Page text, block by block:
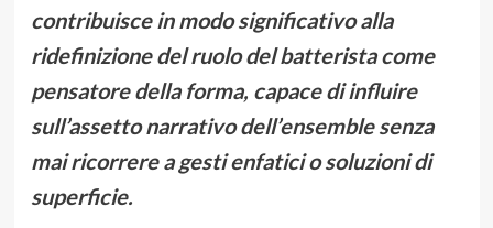
contribuisce in modo significativo alla
ridefinizione del ruolo del batterista come
pensatore della forma, capace di influire
sull’assetto narrativo dell’ensemble senza
mai ricorrere a gesti enfatici o soluzioni di
superficie.